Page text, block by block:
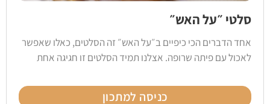
סלטי ״על האש״
אחד הדברים הכי כיפיים ב״על האש״ זה הסלטים, כאלו שאפשר
לאכול עם פיתה שרופה. אצלנו תמיד הסלטים זו חגיגה אחת
כניסה למתכון